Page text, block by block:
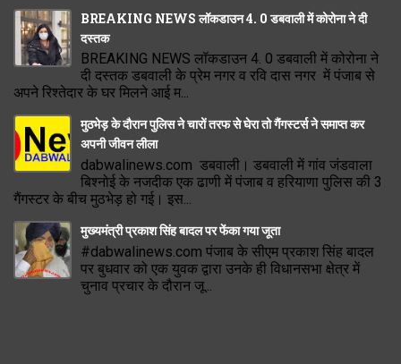
BREAKING NEWS लॉकडाउन 4. 0 डबवाली में कोरोना ने दी
दस्तक
BREAKING NEWS लॉकडाउन 4. 0 डबवाली में कोरोना ने
दी दस्तक डबवाली के प्रेम नगर व रवि दास नगर में पंजाब से
अपने रिश्तेदार के घर मिलने आई म...
मुठभेड़ के दौरान पुलिस ने चारों तरफ से घेरा तो गैंगस्टर्स ने समाप्त कर
अपनी जीवन लीला
dabwalinews.com डबवाली। डबवाली में गांव जंडवाला
बिश्नोई के नजदीक एक ढाणी में पंजाब व हरियाणा पुलिस की 3
गैंगस्टर के बीच मुठभेड़ हो गई। इस...
मुख्यमंत्री प्रकाश सिंह बादल पर फेंका गया जूता
#dabwalinews.com पंजाब के सीएम प्रकाश सिंह बादल
पर बुधवार को एक युवक द्वारा उनके ही विधानसभा क्षेत्र में
चुनाव प्रचार के दौरान जू...